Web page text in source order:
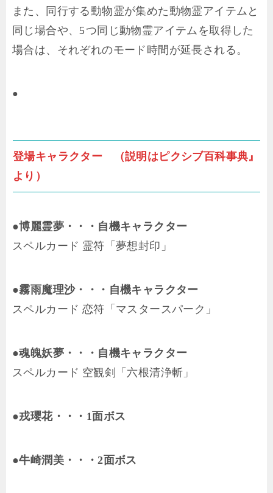
また、同行する動物霊が集めた動物霊アイテムと
同じ場合や、5つ同じ動物霊アイテムを取得した
場合は、それぞれのモード時間が延長される。
●
登場キャラクター （説明はピクシブ百科事典』
より）
●博麗霊夢・・・自機キャラクター
スペルカード 霊符「夢想封印」
●霧雨魔理沙・・・自機キャラクター
スペルカード 恋符「マスタースパーク」
●魂魄妖夢・・・自機キャラクター
スペルカード 空観剣「六根清浄斬」
●戎瓔花・・・1面ボス
●牛崎潤美・・・2面ボス